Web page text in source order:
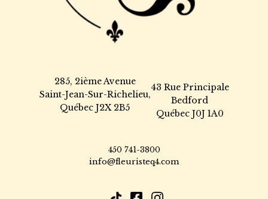
285, 2ième Avenue
Saint-Jean-Sur-Richelieu,
Québec J2X 2B5
43 Rue Principale
Bedford
Québec J0J 1A0
450 741-3800
info@fleuristeq4.com